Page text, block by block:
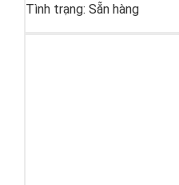
Tình trạng: Sẵn hàng